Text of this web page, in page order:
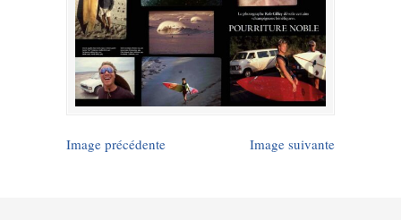
Image précédente Image suivante